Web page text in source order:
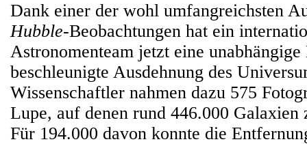
Dank einer der wohl umfangreichsten
Hubble-Beobachtungen hat ein
Astronomenteam jetzt eine
beschleunigte Ausdehnung des
Wissenschaftler nahmen dazu 575
Lupe, auf denen rund 446.000 Galaxien
Für 194.000 davon konnte die